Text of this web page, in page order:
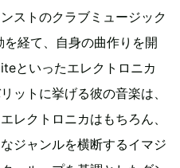
ストのクラブミュージック
経て、自身の曲作りを開
といったエレクトロニカ
ットに挙げる彼の音楽は、
レクトロニカはもちろん、
ジャンルを横断するイマジ